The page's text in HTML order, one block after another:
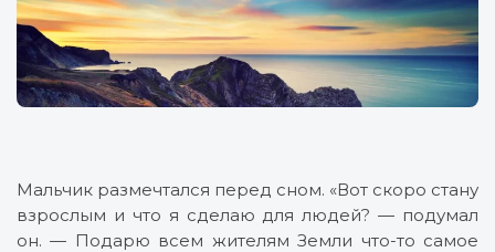
Мальчик размечтался перед сном. «Вот скоро стану
взрослым и что я сделаю для людей? — подумал
он. — Подарю всем жителям Земли что-то самое